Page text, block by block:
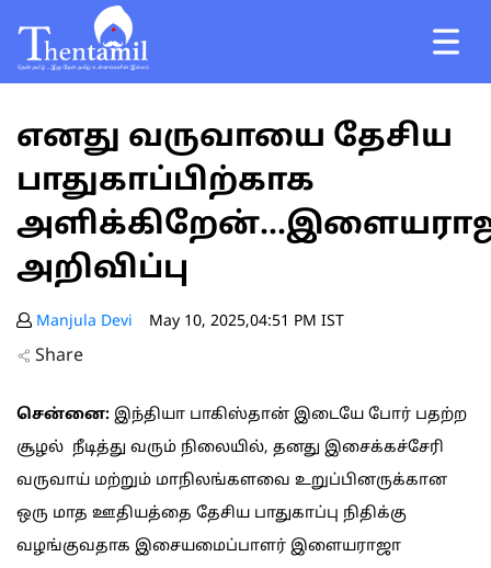
எனது வருவாயை தேசிய
பாதுகாப்பிற்காக
அறிவிப்பு
Manjula Devi May 10, 2025,04:51 PM IST
Share
சென்னை: இந்தியா பாகிஸ்தான் இடையே போர் பதற்ற
சூழல் நீடித்து வரும் நிலையில், தனது இசைக்கச்சேரி
வருவாய் மற்றும் மாநிலங்களவை உறுப்பினருக்கான
ஒரு மாத ஊதியத்தை தேசிய பாதுகாப்பு நிதிக்கு
வழங்குவதாக இசையமைப்பாளர் இளையராஜா